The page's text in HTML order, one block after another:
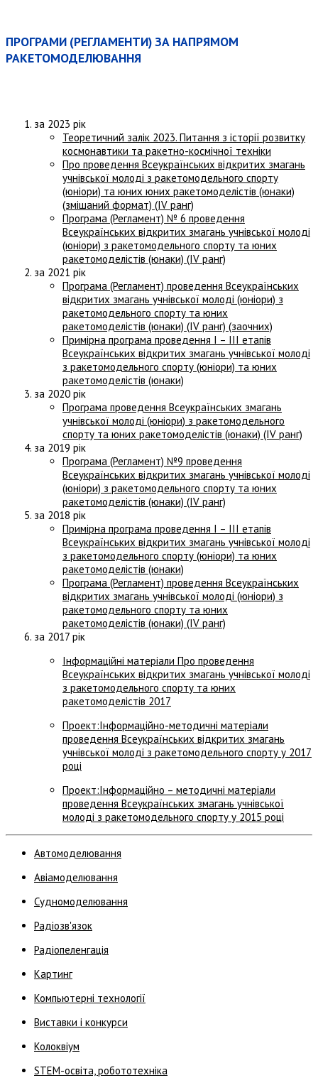
ПРОГРАМИ (РЕГЛАМЕНТИ) ЗА НАПРЯМОМ
РАКЕТОМОДЕЛЮВАННЯ
за 2023 рік
Теоретичний залік 2023. Питання з історії розвитку
космонавтики та ракетно-космічної техніки
Про проведення Всеукраїнських відкритих змагань
учнівської молоді з ракетомодельного спорту
(юніори) та юних юних ракетомоделістів (юнаки)
(змішаний формат) (IV ранг)
Програма (Регламент) № 6 проведення
Всеукраїнських відкритих змагань учнівської молоді
(юніори) з ракетомодельного спорту та юних
ракетомоделістів (юнаки) (IV ранг)
за 2021 рік
Програма (Регламент) проведення Всеукраїнських
відкритих змагань учнівської молоді (юніори) з
ракетомодельного спорту та юних
ракетомоделістів (юнаки) (IV ранг) (заочних)
Примірна програма проведення І – ІІІ етапів
Всеукраїнських відкритих змагань учнівської молоді
з ракетомодельного спорту (юніори) та юних
ракетомоделістів (юнаки)
за 2020 рік
Програма проведення Всеукраїнських змагань
учнівської молоді (юніори) з ракетомодельного
спорту та юних ракетомоделістів (юнаки) (IV ранг)
за 2019 рік
Програма (Регламент) №9 проведення
Всеукраїнських відкритих змагань учнівської молоді
(юніори) з ракетомодельного спорту та юних
ракетомоделістів (юнаки) (IV ранг)
за 2018 рік
Примірна програма проведення І – ІІІ етапів
Всеукраїнських відкритих змагань учнівської молоді
з ракетомодельного спорту (юніори) та юних
ракетомоделістів (юнаки)
Програма (Регламент) проведення Всеукраїнських
відкритих змагань учнівської молоді (юніори) з
ракетомодельного спорту та юних
ракетомоделістів (юнаки) (IV ранг)
за 2017 рік
Інформаційні матеріали Про проведення
Всеукраїнських відкритих змагань учнівської молоді
з ракетомодельного спорту та юних
ракетомоделістів 2017
Проект:Інформаційно-методичні матеріали
проведення Всеукраїнських відкритих змагань
учнівської молоді з ракетомодельного спорту у 2017
році
Проект:Інформаційно – методичні матеріали
проведення Всеукраїнських змагань учнівської
молоді з ракетомодельного спорту у 2015 році
Автомоделювання
Авіамоделювання
Судномоделювання
Радіозв'язок
Радіопеленгація
Картинг
Компьютерні технології
Виставки і конкурси
Колоквіум
STEM-освіта, робототехніка